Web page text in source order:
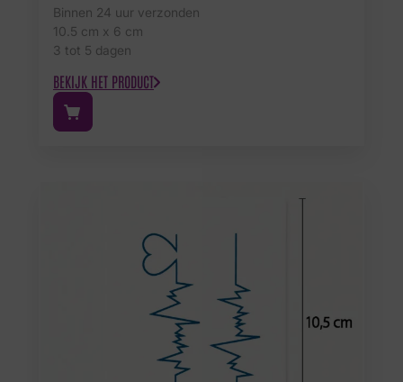
Binnen 24 uur verzonden
10.5 cm x 6 cm
3 tot 5 dagen
BEKIJK HET PRODUCT